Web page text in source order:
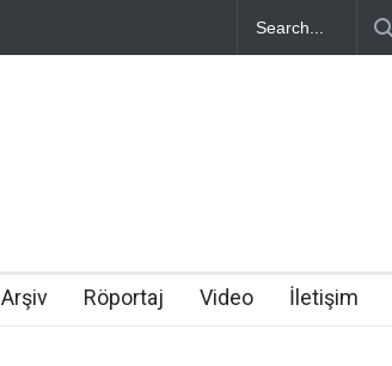
Arşiv Röportaj Video İletişim